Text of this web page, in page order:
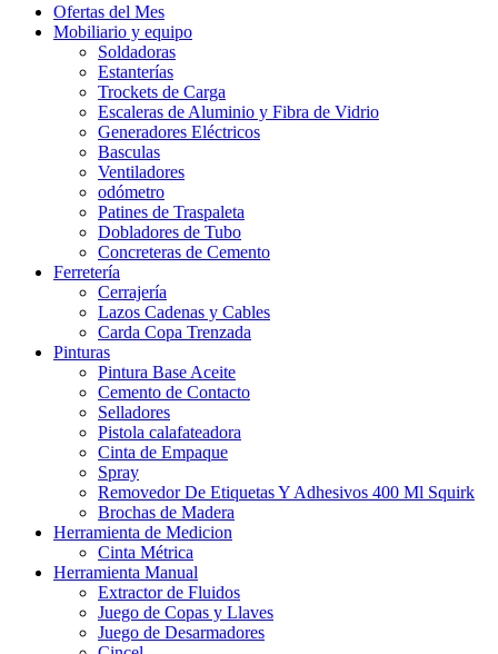
Ofertas del Mes
Mobiliario y equipo
Soldadoras
Estanterías
Trockets de Carga
Escaleras de Aluminio y Fibra de Vidrio
Generadores Eléctricos
Basculas
Ventiladores
odómetro
Patines de Traspaleta
Dobladores de Tubo
Concreteras de Cemento
Ferretería
Cerrajería
Lazos Cadenas y Cables
Carda Copa Trenzada
Pinturas
Pintura Base Aceite
Cemento de Contacto
Selladores
Pistola calafateadora
Cinta de Empaque
Spray
Removedor De Etiquetas Y Adhesivos 400 Ml Squirk
Brochas de Madera
Herramienta de Medicion
Cinta Métrica
Herramienta Manual
Extractor de Fluidos
Juego de Copas y Llaves
Juego de Desarmadores